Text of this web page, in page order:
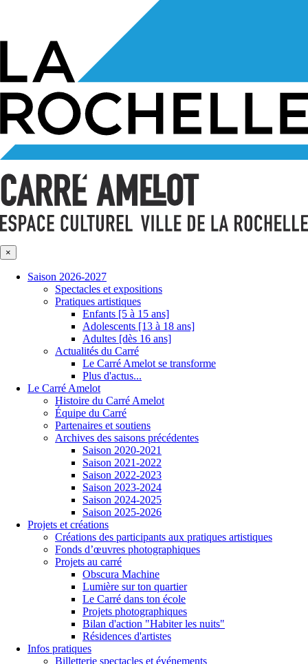
×
Saison 2026-2027
Spectacles et expositions
Pratiques artistiques
Enfants [5 à 15 ans]
Adolescents [13 à 18 ans]
Adultes [dès 16 ans]
Actualités du Carré
Le Carré Amelot se transforme
Plus d'actus...
Le Carré Amelot
Histoire du Carré Amelot
Équipe du Carré
Partenaires et soutiens
Archives des saisons précédentes
Saison 2020-2021
Saison 2021-2022
Saison 2022-2023
Saison 2023-2024
Saison 2024-2025
Saison 2025-2026
Projets et créations
Créations des participants aux pratiques artistiques
Fonds d’œuvres photographiques
Projets au carré
Obscura Machine
Lumière sur ton quartier
Le Carré dans ton école
Projets photographiques
Bilan d'action "Habiter les nuits"
Résidences d'artistes
Infos pratiques
Billetterie spectacles et événements